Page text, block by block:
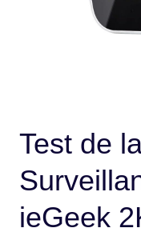
Test de
ieGeek